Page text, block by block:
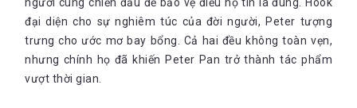
đại diện cho sự nghiêm túc của đời người, Peter tượng
trưng cho ước mơ bay bổng. Cả hai đều không toàn vẹn,
nhưng chính họ đã khiến Peter Pan trở thành tác phẩm
vượt thời gian.